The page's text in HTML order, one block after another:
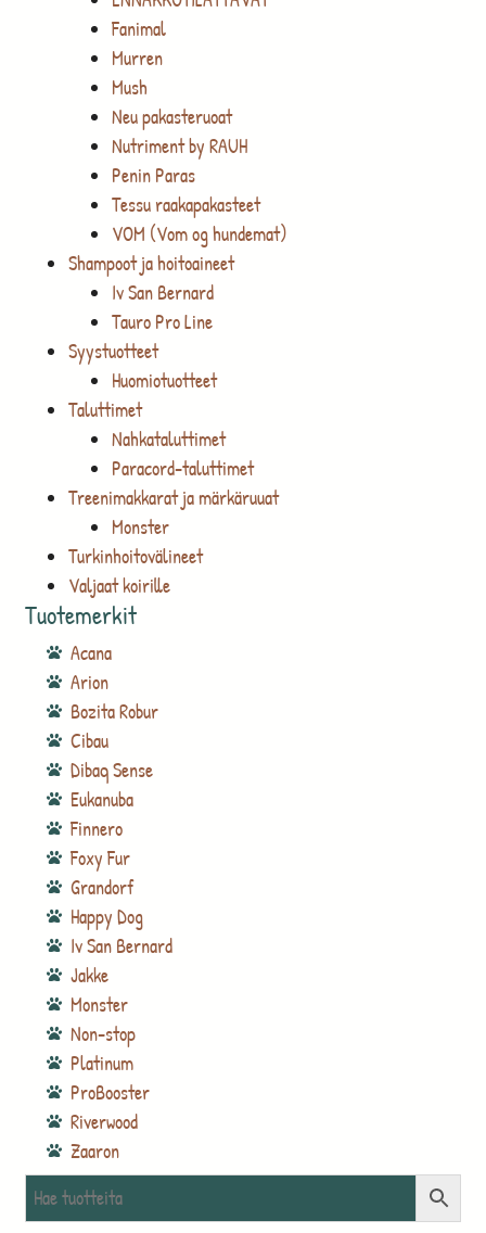
Fanimal
Murren
Mush
Neu pakasteruoat
Nutriment by RAUH
Penin Paras
Tessu raakapakasteet
VOM (Vom og hundemat)
Shampoot ja hoitoaineet
Iv San Bernard
Tauro Pro Line
Syystuotteet
Huomiotuotteet
Taluttimet
Nahkataluttimet
Paracord-taluttimet
Treenimakkarat ja märkäruuat
Monster
Turkinhoitovälineet
Valjaat koirille
Tuotemerkit
Acana
Arion
Bozita Robur
Cibau
Dibaq Sense
Eukanuba
Finnero
Foxy Fur
Grandorf
Happy Dog
Iv San Bernard
Jakke
Monster
Non-stop
Platinum
ProBooster
Riverwood
Zaaron